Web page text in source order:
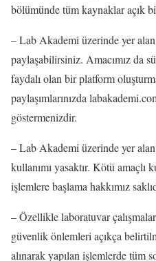
bölümünde tüm kaynaklar açık
– Lab Akademi üzerinde yer
paylaşabilirsiniz. Amacımız da
faydalı olan bir platform
paylaşımlarınızda
göstermenizdir.
– Lab Akademi üzerinde yer
kullanımı yasaktır. Kötü amaçlı
işlemlere başlama hakkımız
– Özellikle laboratuvar
güvenlik önlemleri açıkça
alınarak yapılan işlemlerde tüm